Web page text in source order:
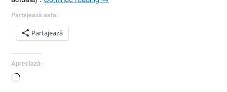
Partajează asta:
Partajează
Apreciază:
Încarc...